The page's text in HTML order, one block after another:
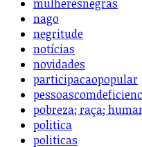
mulheresnegras
nago
negritude
notícias
novidades
participacaopopular
pobreza; raça;
politica
politicas